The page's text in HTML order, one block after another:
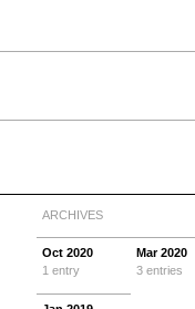
ARCHIVES
Oct 2020
1 entry
Mar2020
3 entries